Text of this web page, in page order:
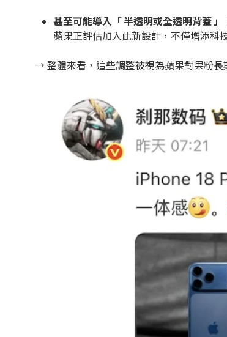
甚至可能導入「 半透明或全透明背蓋 」
蘋果正評估加入此新設計，不僅增添科
→ 整體來看，這些調整被視為蘋果對果粉